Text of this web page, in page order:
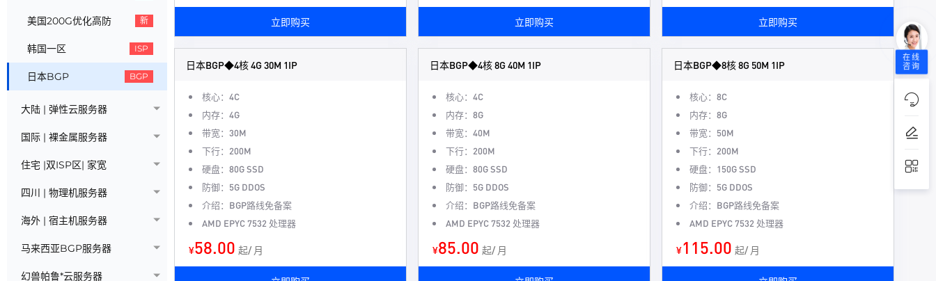
美国200G优化高防 新
韩国一区 ISP
日本BGP BGP
大陆 | 弹性云服务器
国际 | 裸金属服务器
住宅 |双ISP区| 家宽
四川 | 物理机服务器
海外 | 宿主机服务器
马来西亚BGP服务器
幻兽帕鲁*云服务器
立即购买 立即购买 立即购买
日本BGP◆4核 4G 30M 1IP
核心：4C
内存：4G
带宽：30M
下行：200M
硬盘：80G SSD
防御：5G DDOS
介绍：BGP路线免备案
AMD EPYC 7532 处理器
¥58.00 起/ 月
日本BGP◆4核 8G 40M 1IP
核心：4C
内存：8G
带宽：40M
下行：200M
硬盘：80G SSD
防御：5G DDOS
介绍：BGP路线免备案
AMD EPYC 7532 处理器
¥85.00 起/ 月
日本BGP◆8核 8G 50M 1IP
核心：8C
内存：8G
带宽：50M
下行：200M
硬盘：150G SSD
防御：5G DDOS
介绍：BGP路线免备案
AMD EPYC 7532 处理器
¥115.00 起/ 月
在线
咨询